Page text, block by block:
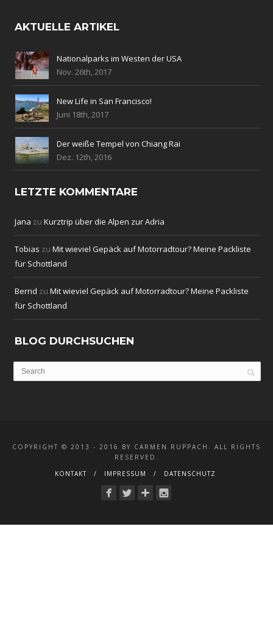
AKTUELLE ARTIKEL
Nationalparks im Westen der USA
Nov. 26th, 2017
New Life in San Francisco!
Juni 18th, 2017
Der weiße Tempel von Chiang Rai
Dez. 12th, 2016
LETZTE KOMMENTARE
Jana zuKurztrip über die Alpen zur Adria
Tobias zuMit wieviel Gepäck auf Motorradtour? Meine Packliste
für Schottland
Bernd zuMit wieviel Gepäck auf Motorradtour? Meine Packliste
für Schottland
BLOG DURCHSUCHEN
COPYRIGHT © 2013 - 2016 BY CARMEN RUPPACH. ALL RIGHTS
RESERVED.
KONTAKT
IMPRESSUM DATENSCHUTZ